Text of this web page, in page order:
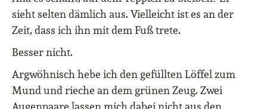
sieht selten dämlich aus. Vielleicht ist es an der
Zeit, dass ich ihn mit dem Fuß trete.
Besser nicht.
Argwöhnisch hebe ich den gefüllten Löffel zum
Mund und rieche an dem grünen Zeug. Zwei